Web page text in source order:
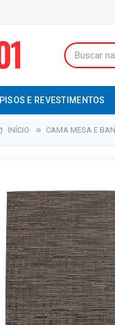
PISOS E REVESTIMENTOS
INÍCIO CAMA MESA E